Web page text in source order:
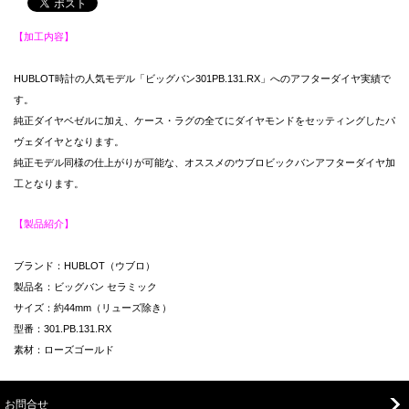
【加工内容】
HUBLOT時計の人気モデル「ビッグバン301PB.131.RX」へのアフターダイヤ実績で
す。
純正ダイヤベゼルに加え、ケース・ラグの全てにダイヤモンドをセッティングしたパ
ヴェダイヤとなります。
純正モデル同様の仕上がりが可能な、オススメのウブロビックバンアフターダイヤ加
工となります。
【製品紹介】
ブランド：HUBLOT（ウブロ）
製品名：ビッグバン セラミック
サイズ：約44mm（リューズ除き）
型番：301.PB.131.RX
素材：ローズゴールド
お問合せ